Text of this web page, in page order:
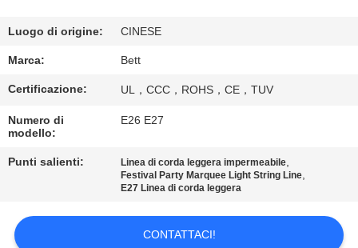
QUALITÀ
MAPPA
DEL
SITO
POLICY
Luogo di origine: CINESE
Marca: Bett
Certificazione: UL，CCC，ROHS，CE，TUV
Numero di
modello:
E26 E27
Punti salienti: Linea di corda leggera impermeabile,
Festival Party Marquee Light String Line,
E27 Linea di corda leggera
CONTATTACI!